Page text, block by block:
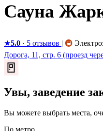
Сауна
★5.0 · 5 отзывов | 🚇
Дорога, 11, стр. 6 (проезд
🚪
Увы, заведение
Вы можете выбрать места,
По метро